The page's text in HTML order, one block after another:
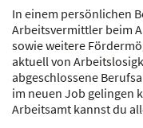
In einem persönlichen
Arbeitsvermittler beim
sowie weitere
aktuell von
abgeschlossene
im neuen Job gelingen
Arbeitsamt kannst du